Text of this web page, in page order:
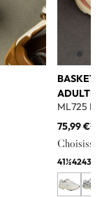
ADULTE
ML725
75,99 €
41½4243